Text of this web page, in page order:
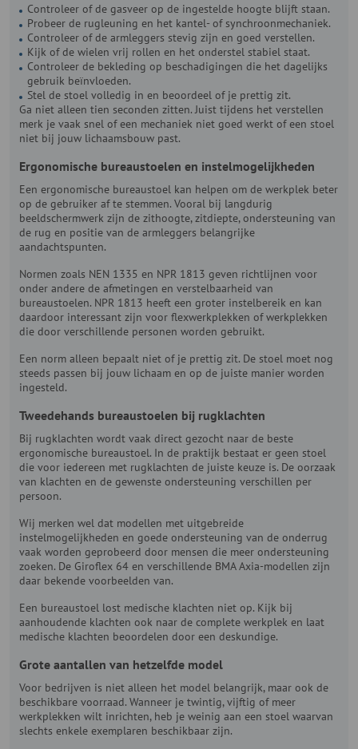
Controleer of de gasveer op de ingestelde hoogte blijft staan.
Probeer de rugleuning en het kantel- of synchroonmechaniek.
Controleer of de armleggers stevig zijn en goed verstellen.
Kijk of de wielen vrij rollen en het onderstel stabiel staat.
Controleer de bekleding op beschadigingen die het dagelijks
gebruik beïnvloeden.
Stel de stoel volledig in en beoordeel of je prettig zit.
Ga niet alleen tien seconden zitten. Juist tijdens het verstellen
merk je vaak snel of een mechaniek niet goed werkt of een stoel
niet bij jouw lichaamsbouw past.
Ergonomische bureaustoelen en instelmogelijkheden
Een ergonomische bureaustoel kan helpen om de werkplek beter
op de gebruiker af te stemmen. Vooral bij langdurig
beeldschermwerk zijn de zithoogte, zitdiepte, ondersteuning van
de rug en positie van de armleggers belangrijke
aandachtspunten.
Normen zoals NEN 1335 en NPR 1813 geven richtlijnen voor
onder andere de afmetingen en verstelbaarheid van
bureaustoelen. NPR 1813 heeft een groter instelbereik en kan
daardoor interessant zijn voor flexwerkplekken of werkplekken
die door verschillende personen worden gebruikt.
Een norm alleen bepaalt niet of je prettig zit. De stoel moet nog
steeds passen bij jouw lichaam en op de juiste manier worden
ingesteld.
Tweedehands bureaustoelen bij rugklachten
Bij rugklachten wordt vaak direct gezocht naar de beste
ergonomische bureaustoel. In de praktijk bestaat er geen stoel
die voor iedereen met rugklachten de juiste keuze is. De oorzaak
van klachten en de gewenste ondersteuning verschillen per
persoon.
Wij merken wel dat modellen met uitgebreide
instelmogelijkheden en goede ondersteuning van de onderrug
vaak worden geprobeerd door mensen die meer ondersteuning
zoeken. De Giroflex 64 en verschillende BMA Axia-modellen zijn
daar bekende voorbeelden van.
Een bureaustoel lost medische klachten niet op. Kijk bij
aanhoudende klachten ook naar de complete werkplek en laat
medische klachten beoordelen door een deskundige.
Grote aantallen van hetzelfde model
Voor bedrijven is niet alleen het model belangrijk, maar ook de
beschikbare voorraad. Wanneer je twintig, vijftig of meer
werkplekken wilt inrichten, heb je weinig aan een stoel waarvan
slechts enkele exemplaren beschikbaar zijn.